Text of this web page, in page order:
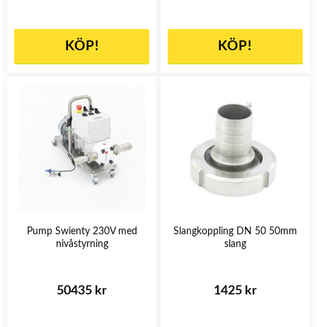
KÖP! KÖP!
Pump Swienty 230V med
nivåstyrning
50435 kr
Slangkoppling DN 50 50mm
slang
1425 kr